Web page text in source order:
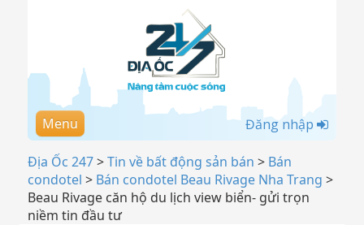
Menu Đăng nhập
Địa Ốc 247>Tin về bất động sản bán > Bán
condotel > Bán condotel Beau Rivage Nha Trang >
Beau Rivage căn hộ du lịch view biển- gửi trọn
niềm tin đầu tư